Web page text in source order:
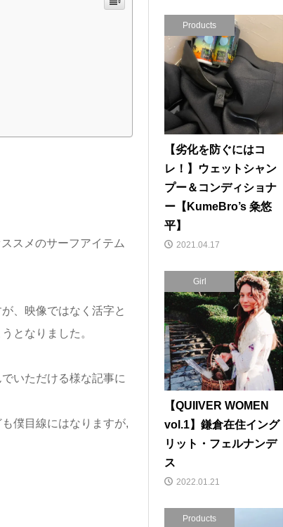
スメのサーフアイテム
、映像ではなく活字と
となりました。
いただける様な記事に
僕目線にはなりますが,
Products
【劣化を防ぐにはコ
レ！】ウェットシャン
プー＆コンディショナ
ー【KumeBro’s 粂悠
平】
2021.04.17
Girl
【QUIIVER WOMEN
vol.1】鎌倉在住イング
リット・フェルナンデ
ス
2022.01.21
Products